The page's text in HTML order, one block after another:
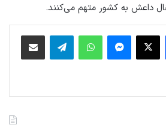
داعش به کشور متهم می‌کنند.
فیس بوک پیام رسان واتس آپ